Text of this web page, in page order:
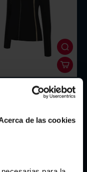
de las cookies
Deportiva Negra As